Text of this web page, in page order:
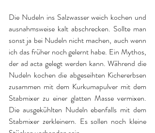
Die Nudeln ins Salzwasser weich kochen und
ausnahmsweise kalt abschrecken. Sollte man
sonst ja bei Nudeln nicht machen, auch wenn
ich das früher noch gelernt habe. Ein Mythos,
der ad acta gelegt werden kann. Während die
Nudeln kochen die abgeseihten Kichererbsen
zusammen mit dem Kurkumapulver mit dem
Stabmixer zu einer glatten Masse vermixen.
Die ausgekühlten Nudeln ebenfalls mit dem
Stabmixer zerkleinern. Es sollen noch kleine